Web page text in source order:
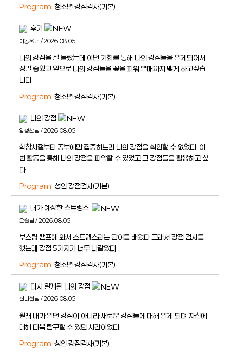
Program: 청소년 강점검사(기본)
후기
이동욱님 / 2026.08.05
나의 강점을 잘 몰랐는데 이번 기회를 통해 나의 강점들을 알게되어서
정말 좋았고 앞으로 나의 강점들을 꽃을 피워 열매까지 맺게 하고싶습
니다.
Program: 청소년 강점검사(기본)
나의 강점
임성찬님 / 2026.08.05
학창시절부터 공부에만 집중하느라 나의 강점을 확인할 수 없었다. 이
번 활동을 통해 나의 강점을 파악할 수 있었고 그 강점들을 활용하고 싶
다.
Program: 성인 강점검사(기본)
내가 예상한 스트렝스
은솔님 / 2026.08.05
부스팅 캠프에 와서 스트렝스라는 단어를 배웠다 그래서 강점 검사를
했는데 강점 5가지가 너무 나같았다
Program: 청소년 강점검사(기본)
다시 알게된 나의 강점
신나현님 / 2026.08.05
원래 내가 알던 강점이 아니라 새로운 강점들에 대해 알게 되며 자신에
대해 더욱 탐구할 수 있던 시간이었다.
Program: 성인 강점검사(기본)